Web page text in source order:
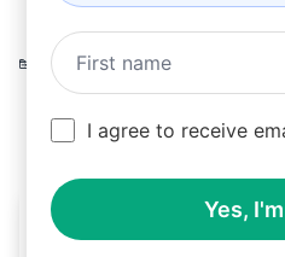
Home / Ayudas AI
Prompts / Crear Listados en
Singapore Listicles
98
0
Crear
I agree to receive
Yes,